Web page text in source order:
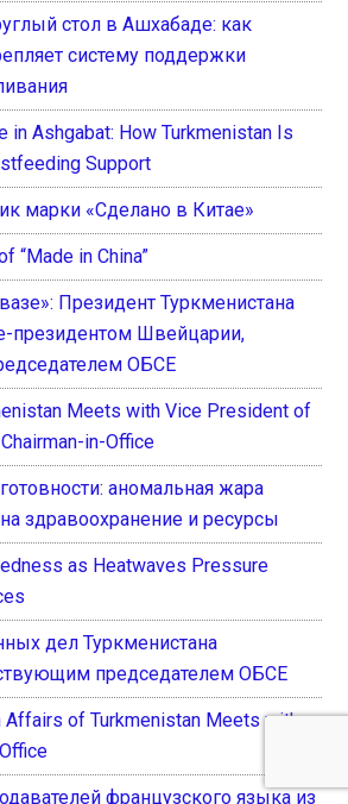
стол в Ашхабаде: как
систему поддержки
in Ashgabat: How Turkmenistan Is
Support
марки «Сделано в Китае»
“Made in China”
Президент Туркменистана
президентом Швейцарии,
ОБСЕ
Meets with Vice President of
in-Office
аномальная жара
здравоохранение и ресурсы
as Heatwaves Pressure
дел Туркменистана
председателем ОБСЕ
of Turkmenistan Meets with
французского языка из